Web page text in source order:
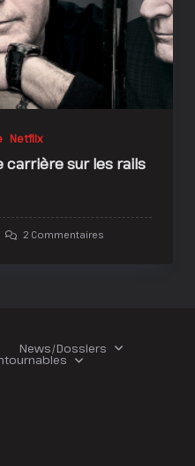
Netflix
carrière sur les rails
2 CommentairesSur
Rails
News/Dossiers